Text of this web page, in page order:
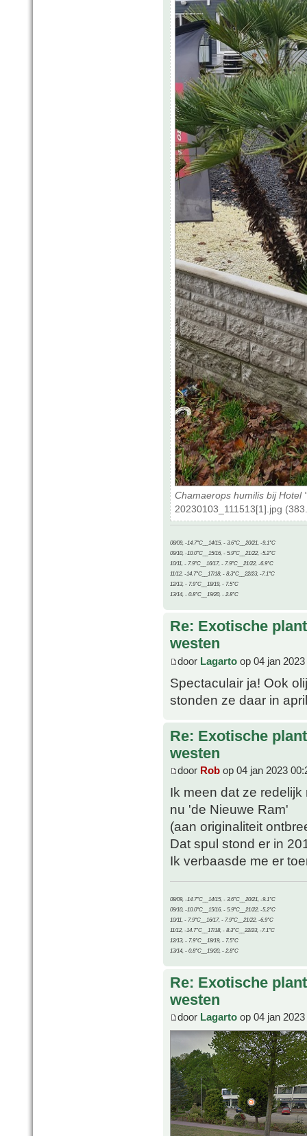
Chamaerops humilis bij Hotel
20230103_111513[1].jpg
08/09, -14.7°C__14/15, - 3.6°C__20/21, -9.1°C
09/10, -10.0°C__15/16, - 5.9°C__21/22, -5.2°C
10/11, - 7.9°C__16/17, - 7.9°C__21/22, -6.9°C
11/12, -14.7°C__17/18, - 8.3°C__22/23, -7.1°C
12/13, - 7.9°C__18/19, - 7.5°C
13/14, - 0.8°C__19/20, - 2.8°C
Re: Exotische
westen
door Lagarto op 04 jan
Spectaculair ja! Ook
stonden ze daar in
Re: Exotische
westen
door Rob op 04 jan 2023
Ik meen dat ze
nu 'de Nieuwe Ram'
(aan originaliteit
Dat spul stond er in
Ik verbaasde me er
08/09, -14.7°C__14/15, - 3.6°C__20/21, -9.1°C
09/10, -10.0°C__15/16, - 5.9°C__21/22, -5.2°C
10/11, - 7.9°C__16/17, - 7.9°C__21/22, -6.9°C
11/12, -14.7°C__17/18, - 8.3°C__22/23, -7.1°C
12/13, - 7.9°C__18/19, - 7.5°C
13/14, - 0.8°C__19/20, - 2.8°C
Re: Exotische
westen
door Lagarto op 04 jan